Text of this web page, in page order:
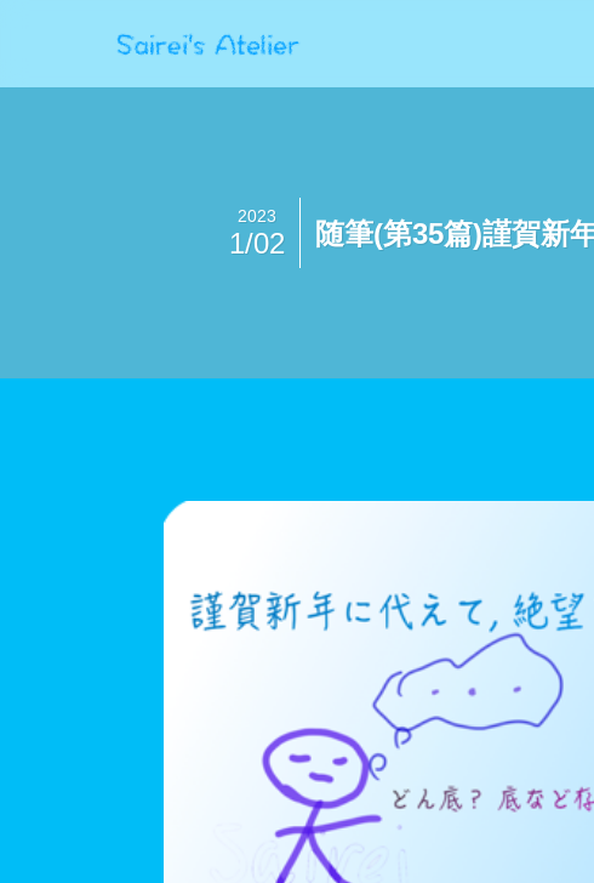
随筆(第35篇)謹賀新
2023
1/02